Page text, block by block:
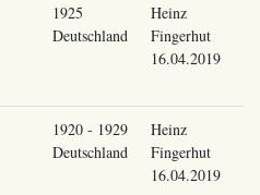
1925
Deutschland
Heinz
Fingerhut
16.04.2019
1920 - 1929
Deutschland
Heinz
Fingerhut
16.04.2019